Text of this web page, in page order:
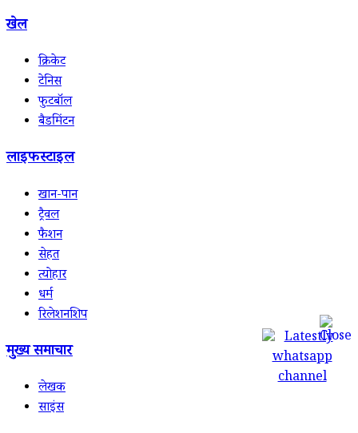
खेल
क्रिकेट
टेनिस
फुटबॉल
बैडमिंटन
लाइफस्टाइल
खान-पान
ट्रैवल
फैशन
सेहत
त्योहार
धर्म
रिलेशनशिप
मुख्य समाचार
लेखक
साइंस